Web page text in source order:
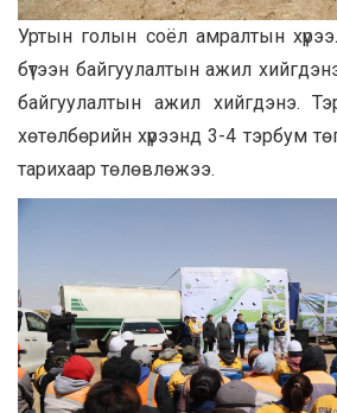
Уртын голын соёл амралтын
бүтээн байгуулалтын ажил
байгуулалтын ажил хийгдэнэ.
хөтөлбөрийн хүрээнд 3-4 тэрбум
тарихаар төлөвлөжээ.